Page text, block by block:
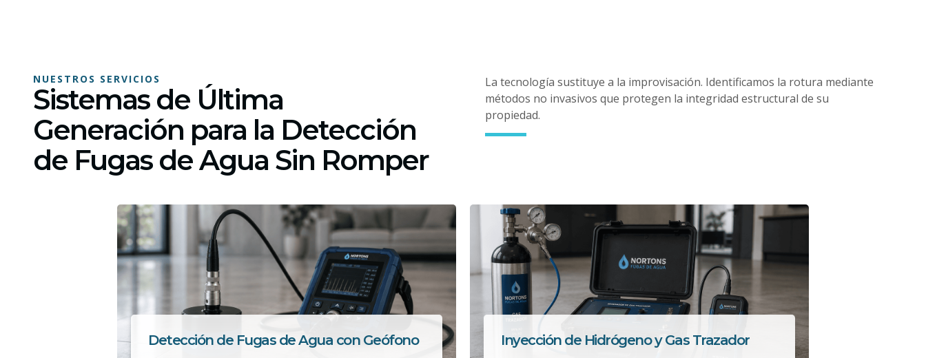
NUESTROS SERVICIOS
Sistemas de Última
Generación para la Detección
de Fugas de Agua Sin Romper
La tecnología sustituye a la improvisación. Identificamos la rotura mediante
métodos no invasivos que protegen la integridad estructural de su
propiedad.
Detección de Fugas de Agua con Geófono Inyección de Hidrógeno y Gas Trazador